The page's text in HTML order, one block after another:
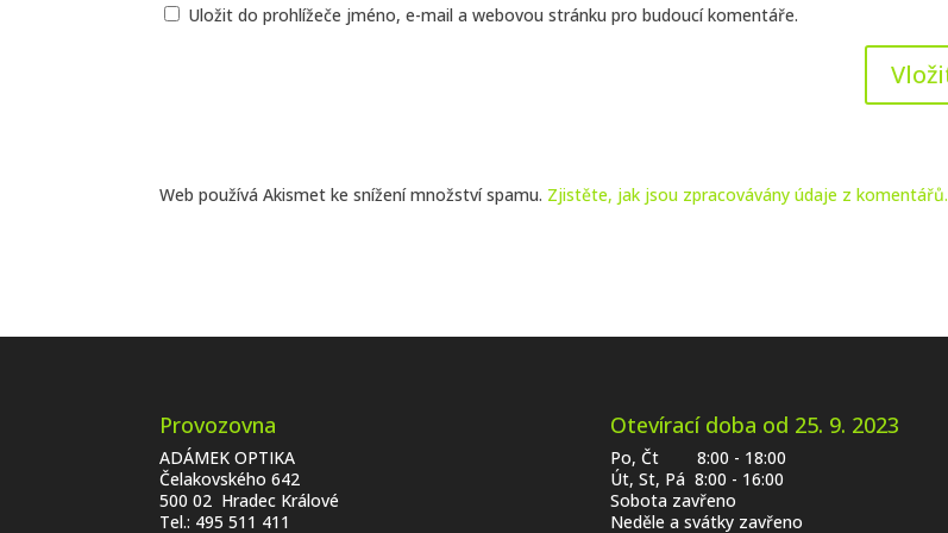
Uložit do prohlížeče jméno, e-mail a webovou stránku pro budoucí komentáře.
Web používá Akismet ke snížení množství spamu. Zjistěte, jak jsou zpracovávány údaje z komentářů.
Provozovna
ADÁMEK OPTIKA
Čelakovského 642
500 02 Hradec Králové
Tel.: 495 511 411
Otevírací doba od 25. 9. 2023
Po, Čt 8:00 - 18:00
Út, St, Pá 8:00 - 16:00
Sobota zavřeno
Neděle a svátky zavřeno